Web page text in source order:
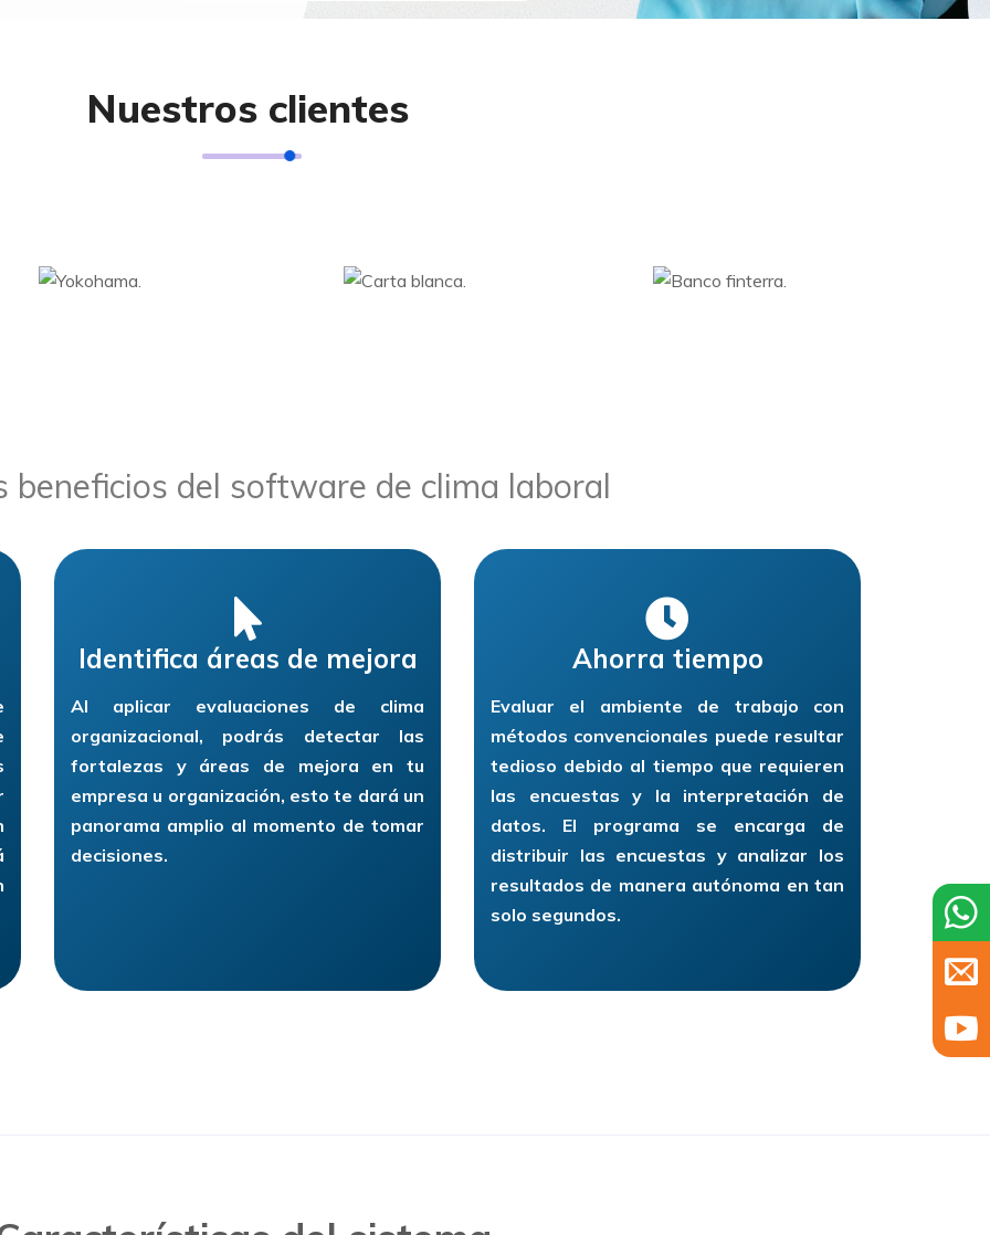
Nuestros clientes
beneficios del software de clima laboral
Identifica áreas de mejora
Al aplicar evaluaciones de clima
organizacional, podrás detectar las
fortalezas y áreas de mejora en tu
empresa u organización, esto te dará un
panorama amplio al momento de tomar
decisiones.
Ahorra tiempo
Evaluar el ambiente de trabajo con
métodos convencionales puede resultar
tedioso debido al tiempo que requieren
las encuestas y la interpretación de
datos. El programa se encarga de
distribuir las encuestas y analizar los
resultados de manera autónoma en tan
solo segundos.